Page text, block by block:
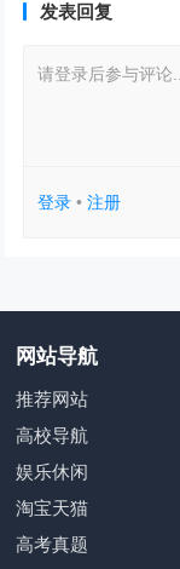
发表回复
请登录后参与评论...
登录 •注册
网站导航
推荐网站
高校导航
娱乐休闲
淘宝天猫
高考真题